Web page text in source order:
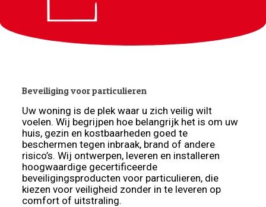
Beveiliging voor particulieren
Uw woning is de plek waar u zich veilig wilt
voelen. Wij begrijpen hoe belangrijk het is om uw
huis, gezin en kostbaarheden goed te
beschermen tegen inbraak, brand of andere
risico’s. Wij ontwerpen, leveren en installeren
hoogwaardige gecertificeerde
beveiligingsproducten voor particulieren, die
kiezen voor veiligheid zonder in te leveren op
comfort of uitstraling.